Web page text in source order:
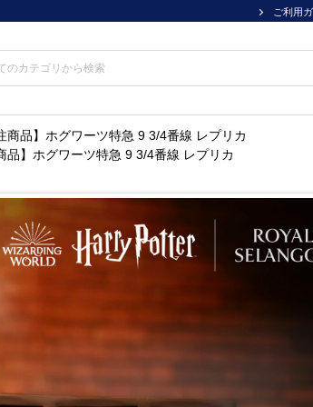
ご利用
商品】ホグワーツ特急 9 3/4番線 レプリカ
品】ホグワーツ特急 9 3/4番線 レプリカ